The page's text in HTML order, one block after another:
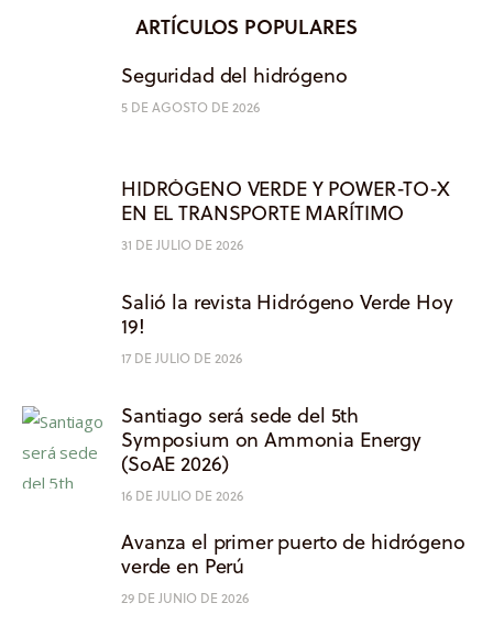
ARTÍCULOS POPULARES
Seguridad del hidrógeno
5 DE AGOSTO DE 2026
HIDRÓGENO VERDE Y POWER-TO-X
EN EL TRANSPORTE MARÍTIMO
31 DE JULIO DE 2026
Salió la revista Hidrógeno Verde Hoy
19!
17 DE JULIO DE 2026
Santiago será sede del 5th
Symposium on Ammonia Energy
(SoAE 2026)
16 DE JULIO DE 2026
Avanza el primer puerto de hidrógeno
verde en Perú
29 DE JUNIO DE 2026